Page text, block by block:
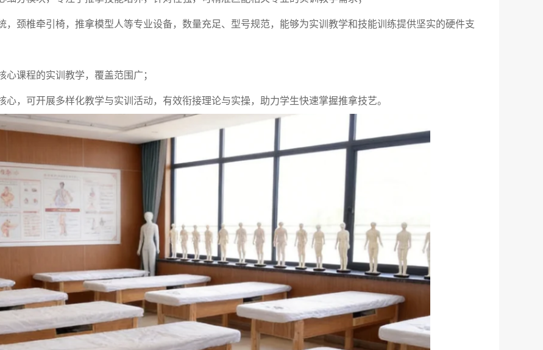
，颈椎牵引椅，推拿模型人等专业设备，数量充足、型号规范，能够为实训教学和技能训练提供坚实的硬件支
课程的实训教学，覆盖范围广；
，可开展多样化教学与实训活动，有效衔接理论与实操，助力学生快速掌握推拿技艺。